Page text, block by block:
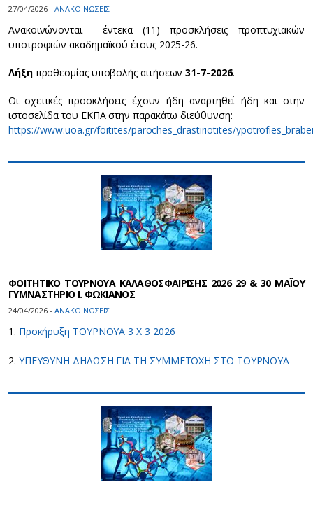
27/04/2026 - ΑΝΑΚΟΙΝΩΣΕΙΣ
Ανακοινώνονται έντεκα (11) προσκλήσεις προπτυχιακών
υποτροφιών ακαδημαϊκού έτους 2025-26.
Λήξη προθεσμίας υποβολής αιτήσεων31-7-2026.
Οι σχετικές προσκλήσεις έχουν ήδη αναρτηθεί ήδη και στην
ιστοσελίδα του ΕΚΠΑ στην παρακάτω διεύθυνση:
https://www.uoa.gr/foitites/paroches_drastiriotites/
ΦΟΙΤΗΤΙΚΟ ΤΟΥΡΝΟΥΑ ΚΑΛΑΘΟΣΦΑΙΡΙΣΗΣ 2026 29 & 30 ΜΑΪ́ΟΥ
ΓΥΜΝΑΣΤΗΡΙΟ Ι. ΦΩΚΙΑΝΟΣ
24/04/2026 - ΑΝΑΚΟΙΝΩΣΕΙΣ
1. Προκήρυξη ΤΟΥΡΝΟΥΑ 3 Χ 3 2026
2. ΥΠΕΥΘΥΝΗ ΔΗΛΩΣΗ ΓΙΑ ΤΗ ΣΥΜΜΕΤΟΧΗ ΣΤΟ ΤΟΥΡΝΟΥΑ